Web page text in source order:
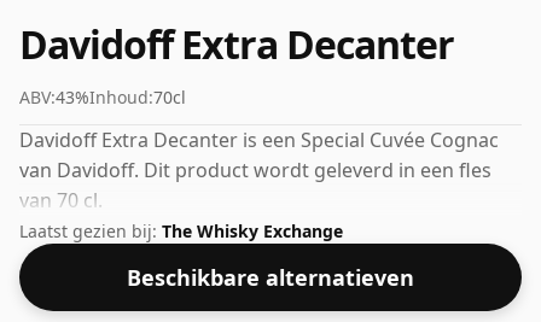
Davidoff Extra Decanter
ABV:43%Inhoud:70cl
Davidoff Extra Decanter is een Special Cuvée Cognac
van Davidoff. Dit product wordt geleverd in een fles
van 70 cl.
Laatst gezien bij: The Whisky Exchange
Beschikbare alternatieven